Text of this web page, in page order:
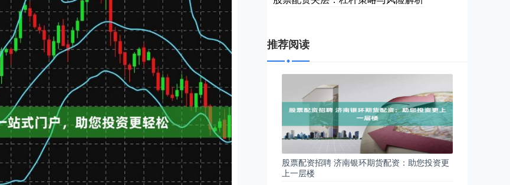
推荐阅读
股票配资招聘 济南银环期货配资：助您投资更
上一层楼